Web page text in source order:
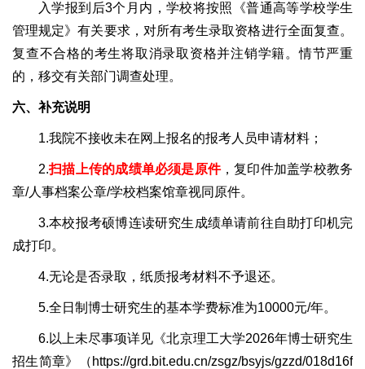
入学报到后3个月内，学校将按照《普通高等学校学生
管理规定》有关要求，对所有考生录取资格进行全面复查。
复查不合格的考生将取消录取资格并注销学籍。情节严重
的，移交有关部门调查处理。
六、补充说明
1.我院不接收未在网上报名的报考人员申请材料；
2.扫描上传的成绩单必须是原件，复印件加盖学校教务
章/人事档案公章/学校档案馆章视同原件。
3.本校报考硕博连读研究生成绩单请前往自助打印机完
成打印。
4.无论是否录取，纸质报考材料不予退还。
5.全日制博士研究生的基本学费标准为10000元/年。
6.以上未尽事项详见《北京理工大学2026年博士研究生
招生简章》（https://grd.bit.edu.cn/zsgz/bsyjs/gzzd/018d16f